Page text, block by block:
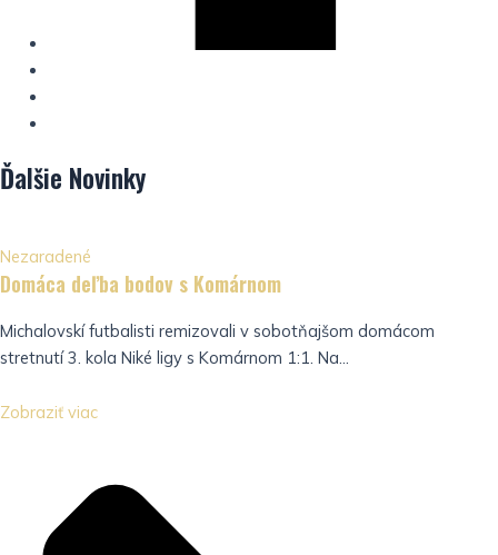
Ďalšie Novinky
Nezaradené
Domáca deľba bodov s Komárnom
Michalovskí futbalisti remizovali v sobotňajšom domácom
stretnutí 3. kola Niké ligy s Komárnom 1:1. Na...
Zobraziť viac